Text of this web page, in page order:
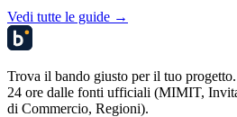
Vedi tutte le guide →
Trova il bando giusto per il tuo
24 ore dalle fonti ufficiali (MIMIT,
di Commercio, Regioni).